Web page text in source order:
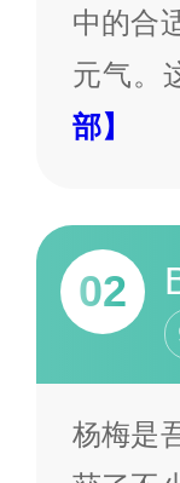
中的合
元气。
部】
02
杨梅是